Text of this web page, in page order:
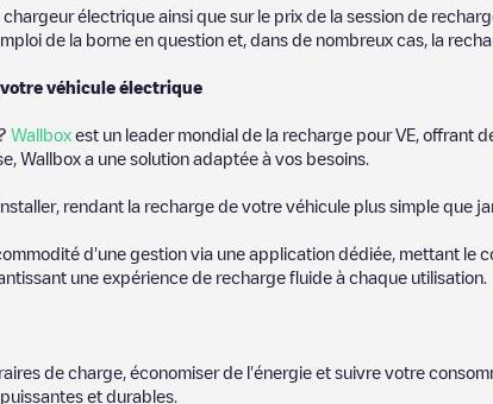
électrique ainsi que sur le prix de la session de
de la borne en question et, dans de nombreux cas, la
votre véhicule électrique
Wallbox est un leader mondial de la recharge pour VE, offrant
Wallbox a une solution adaptée à vos besoins.
rendant la recharge de votre véhicule plus simple que
d'une gestion via une application dédiée, mettant le
une expérience de recharge fluide à chaque utilisation.
de charge, économiser de l'énergie et suivre votre
et durables.